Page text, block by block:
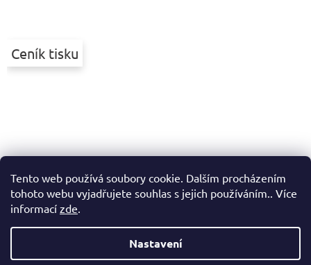
Tento web používá soubory cookie. Dalším procházením
tohoto webu vyjadřujete souhlas s jejich používáním.. Více
informací zde.
Nastavení
Ceník tisku
Vytvořil Shoptet